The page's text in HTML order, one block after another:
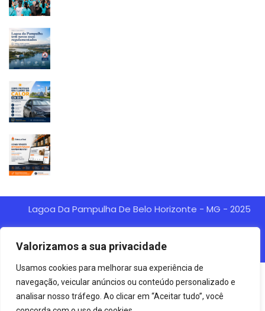
Valorizamos a sua privacidade
Usamos cookies para melhorar sua experiência de
navegação, veicular anúncios ou conteúdo personalizado e
analisar nosso tráfego. Ao clicar em “Aceitar tudo”, você
Lagoa Da Pampulha De Belo Horizonte - MG - 2025
Sites BHCriação De Landing Pages